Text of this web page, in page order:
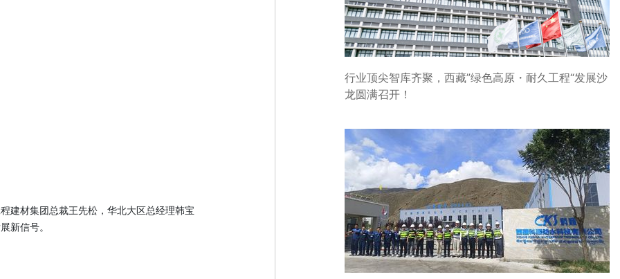
建材集团总裁王先松，华北大区总经理韩宝
新信号。
行业顶尖智库齐聚，西藏”绿色高原・耐久工程“发展沙
龙圆满召开！